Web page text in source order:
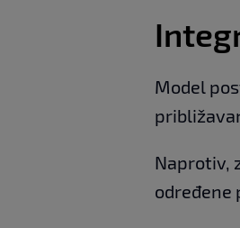
Model
Naprotiv,
određene